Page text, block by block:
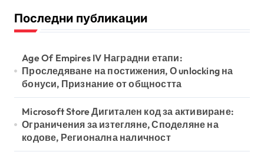
i
a
t
i
o
n
Последни публикации
Age Of Empires IV Наградни етапи:
Проследяване на постижения, О unlocking на
бонуси, Признание от общността
Microsoft Store Дигитален код за активиране:
Ограничения за изтегляне, Споделяне на
кодове, Регионална наличност